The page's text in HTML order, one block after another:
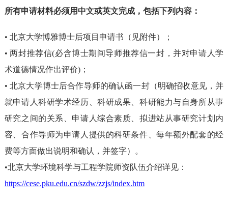
所有申请材料必须用中文或英文完成，包括下列内容：
• 北京大学博雅博士后项目申请书（见附件）；
• 两封推荐信(必含博士期间导师推荐信一封，并对申请人学
术道德情况作出评价)；
• 北京大学博士后合作导师的确认函一封（明确招收意见，并
就申请人科研学术经历、科研成果、科研能力与自身所从事
研究之间的关系、申请人综合素质、拟进站从事研究计划内
容、合作导师为申请人提供的科研条件、每年额外配套的经
费等方面做出说明和确认，并签字）。
•北京大学环境科学与工程学院师资队伍介绍详见：
https://cese.pku.edu.cn/szdw/zzjs/index.htm